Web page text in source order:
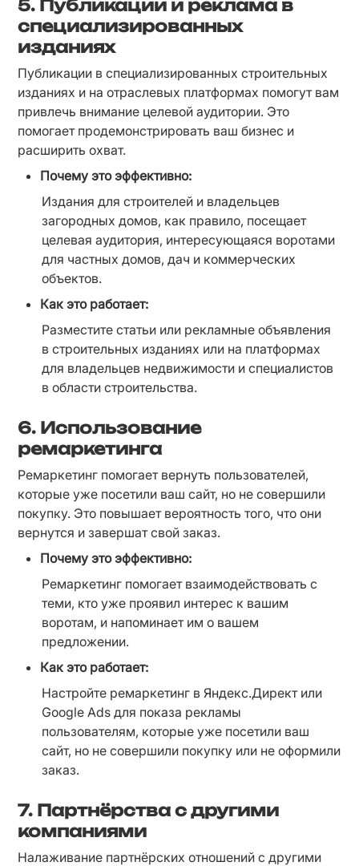
5. Публикации и реклама в
специализированных
изданиях
Публикации в специализированных строительных
изданиях и на отраслевых платформах помогут вам
привлечь внимание целевой аудитории. Это
помогает продемонстрировать ваш бизнес и
расширить охват.
Почему это эффективно:
Издания для строителей и владельцев
загородных домов, как правило, посещает
целевая аудитория, интересующаяся воротами
для частных домов, дач и коммерческих
объектов.
Как это работает:
Разместите статьи или рекламные объявления
в строительных изданиях или на платформах
для владельцев недвижимости и специалистов
в области строительства.
6. Использование
ремаркетинга
Ремаркетинг помогает вернуть пользователей,
которые уже посетили ваш сайт, но не совершили
покупку. Это повышает вероятность того, что они
вернутся и завершат свой заказ.
Почему это эффективно:
Ремаркетинг помогает взаимодействовать с
теми, кто уже проявил интерес к вашим
воротам, и напоминает им о вашем
предложении.
Как это работает:
Настройте ремаркетинг в Яндекс.Директ или
Google Ads для показа рекламы
пользователям, которые уже посетили ваш
сайт, но не совершили покупку или не оформили
заказ.
7. Партнёрства с другими
компаниями
Налаживание партнёрских отношений с другими